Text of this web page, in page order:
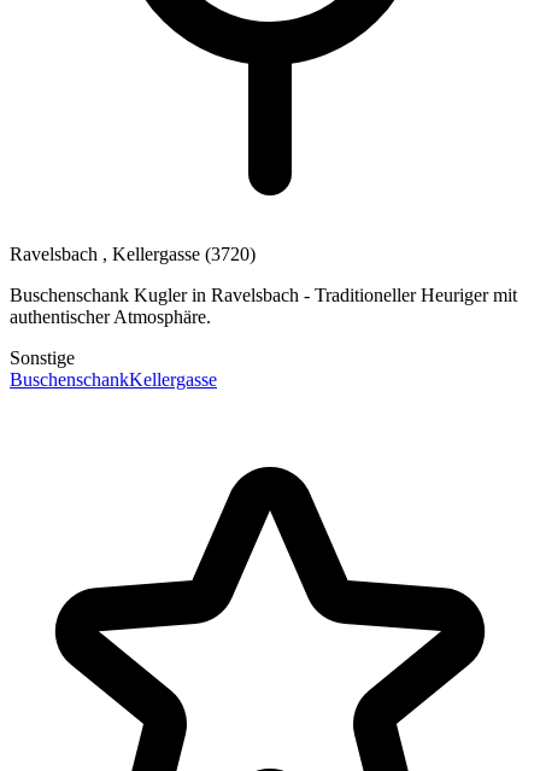
Ravelsbach , Kellergasse (3720)
Buschenschank Kugler in Ravelsbach - Traditioneller Heuriger mit
authentischer Atmosphäre.
Sonstige
BuschenschankKellergasse